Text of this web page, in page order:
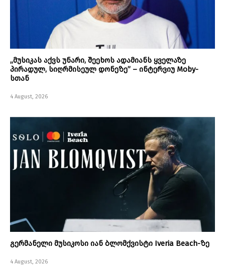
„მუსიკას აქვს უნარი, შეეხოს ადამიანს ყველაზე
პირადულ, სიღრმისეულ დონეზე” – ინტერვიუ Moby-
სთან
4 August, 2026
გერმანელი მუსიკოსი იან ბლომქვისტი Iveria Beach-ზე
4 August, 2026